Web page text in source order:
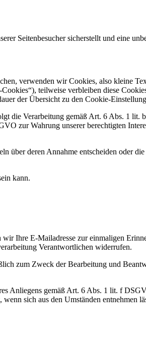
Seitenbesucher sicherstellt und eine
verwenden wir Cookies, also kleine
teilweise verbleiben diese
der Übersicht zu den Cookie-
die Verarbeitung gemäß Art. 6 Abs. 1
zur Wahrung unserer berechtigten
über deren Annahme entscheiden oder
kann.
Ihre E-Mailadresse zur einmaligen
Verantwortlichen widerrufen.
zum Zweck der Bearbeitung und
Anliegens gemäß Art. 6 Abs. 1 lit. f
sich aus den Umständen entnehmen